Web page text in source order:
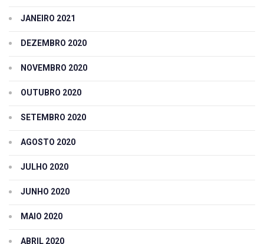
JANEIRO 2021
DEZEMBRO 2020
NOVEMBRO 2020
OUTUBRO 2020
SETEMBRO 2020
AGOSTO 2020
JULHO 2020
JUNHO 2020
MAIO 2020
ABRIL 2020